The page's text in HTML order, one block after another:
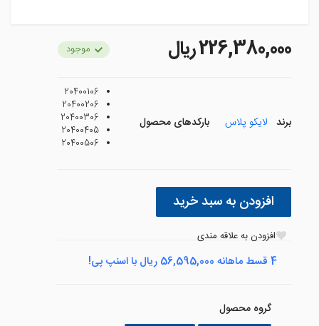
226,380,000 ريال موجود
برند لایکو پلاس بارکدهای محصول
20400106
20400206
20400306
20400405
20400506
افزودن به سبد خرید
افزودن به علاقه مندی
4 قسط ماهانه 56,595,000 ریال با اسنپ پی!
گروه محصول